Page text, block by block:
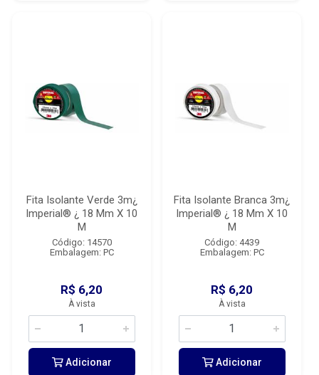
Fita Isolante Verde 3m¿
Imperial® ¿ 18 Mm X 10
M
Código: 14570
Embalagem: PC
R$ 6,20
À vista
Adicionar
Fita Isolante Branca 3m¿
Imperial® ¿ 18 Mm X 10
M
Código: 4439
Embalagem: PC
R$ 6,20
À vista
Adicionar